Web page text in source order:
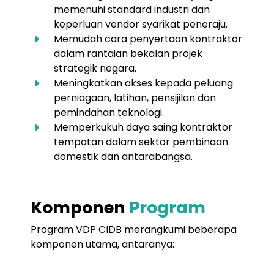
memenuhi standard industri dan
keperluan vendor syarikat peneraju.
Memudah cara penyertaan kontraktor
dalam rantaian bekalan projek
strategik negara.
Meningkatkan akses kepada peluang
perniagaan, latihan, pensijilan dan
pemindahan teknologi.
Memperkukuh daya saing kontraktor
tempatan dalam sektor pembinaan
domestik dan antarabangsa.
Komponen Program
Program VDP CIDB merangkumi beberapa
komponen utama, antaranya: